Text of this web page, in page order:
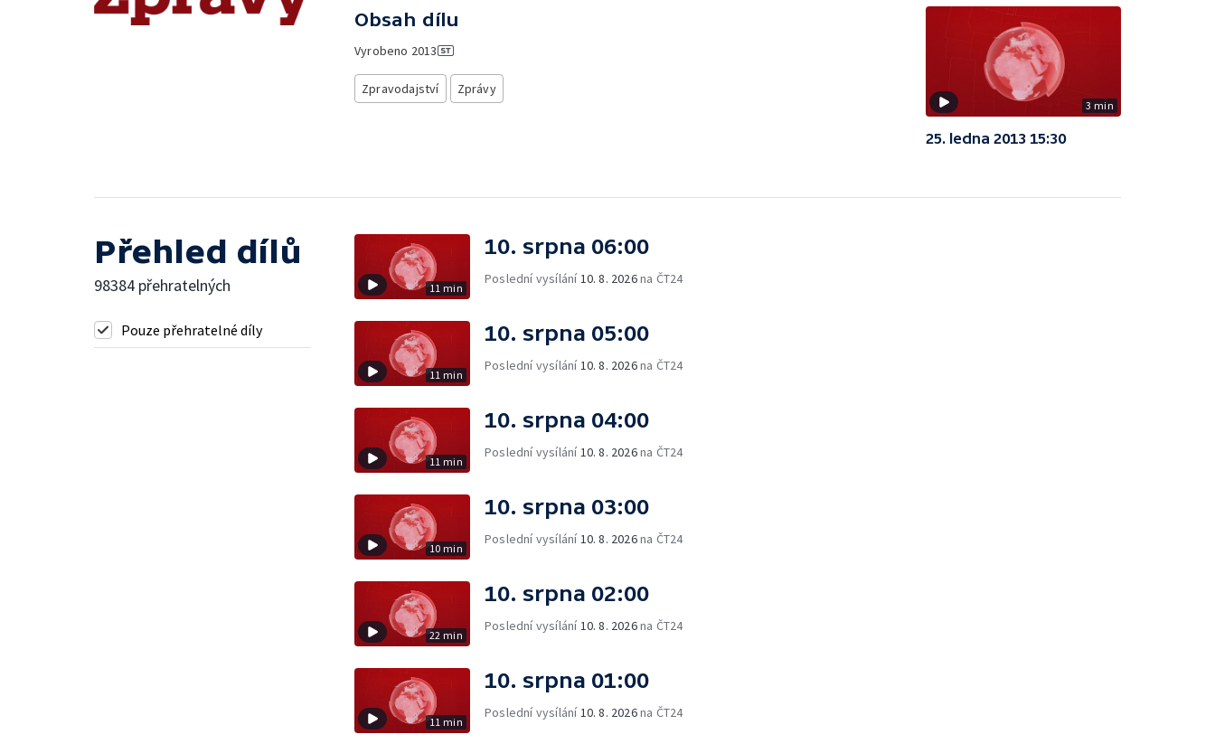
Obsah dílu
Vyrobeno 2013
Zpravodajství Zprávy
3 min
25. ledna 2013 15:30
Přehled dílů
98384 přehratelných
Pouze přehratelné díly
11 min
10. srpna 06:00
Poslední vysílání 10. 8. 2026na ČT24
11 min
10. srpna 05:00
Poslední vysílání 10. 8. 2026na ČT24
11 min
10. srpna 04:00
Poslední vysílání 10. 8. 2026na ČT24
10 min
10. srpna 03:00
Poslední vysílání 10. 8. 2026na ČT24
22 min
10. srpna 02:00
Poslední vysílání 10. 8. 2026na ČT24
11 min
10. srpna 01:00
Poslední vysílání 10. 8. 2026na ČT24